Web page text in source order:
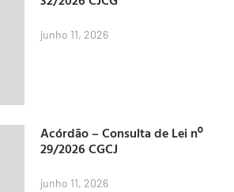
junho 11, 2026
Acórdão – Consulta de Lei nº
29/2026 CGCJ
junho 11, 2026